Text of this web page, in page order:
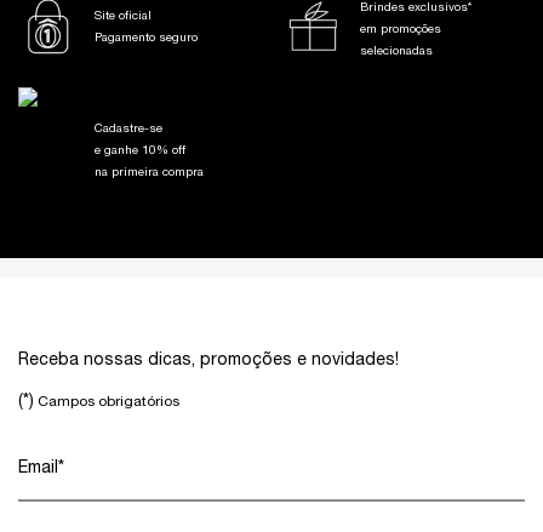
Site oficial
Pagamento seguro
Brindes exclusivos*
em promoções
selecionadas
Cadastre-se
e ganhe 10% off
na primeira compra
Receba nossas dicas, promoções e novidades!
(*) Campos obrigatórios
Email *